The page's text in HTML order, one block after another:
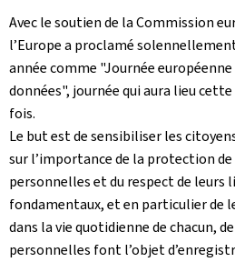
Avec le soutien de la Commission
l’Europe a proclamé
année comme "Journée
données", journée qui aura lieu
fois.
Le but est de sensibiliser les
sur l’importance de la protection de
personnelles et du respect de leurs
fondamentaux, et en particulier de
dans la vie quotidienne de chacun,
personnelles font l’objet